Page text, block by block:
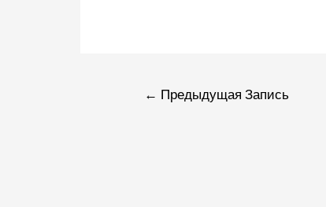
Навигация
← Предыдущая Запись